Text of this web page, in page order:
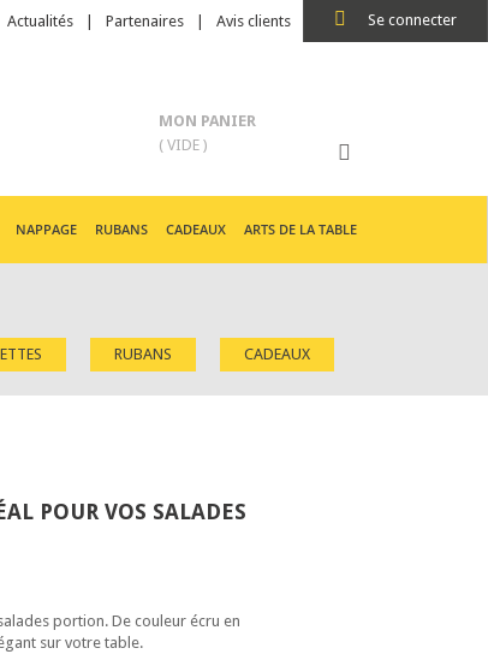
Se connecter
Actualités Partenaires Avis clients
MON PANIER
( VIDE )
NAPPAGE RUBANS CADEAUX ARTS DE LA TABLE
RUBANS CADEAUX
POUR VOS SALADES
portion. De couleur écru en
sur votre table.